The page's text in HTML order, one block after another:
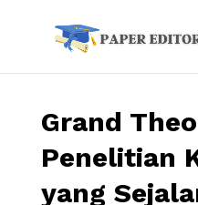
Grand
Penelitian
yang